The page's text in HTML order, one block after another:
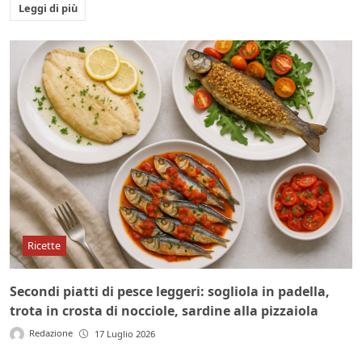
Leggi di più
Ricette
Secondi piatti di pesce leggeri: sogliola in padella,
trota in crosta di nocciole, sardine alla pizzaiola
Redazione 17 Luglio 2026